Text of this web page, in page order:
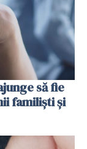
să fie
familiști și